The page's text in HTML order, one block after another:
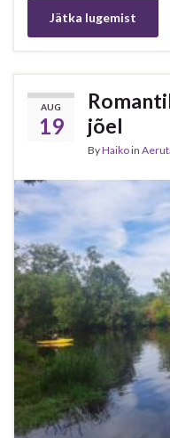
Jätka lugemist
AUG
19
jõel
ByHaikoin